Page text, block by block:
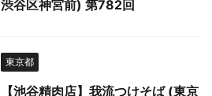
渋谷区神宮前) 第782回
東京都
【池谷精肉店】我流つけそば (東京